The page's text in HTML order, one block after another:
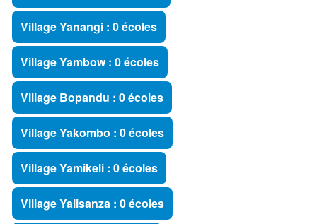
Village Yanangi : 0 écoles
Village Yambow : 0 écoles
Village Bopandu : 0 écoles
Village Yakombo : 0 écoles
Village Yamikeli : 0 écoles
Village Yalisanza : 0 écoles